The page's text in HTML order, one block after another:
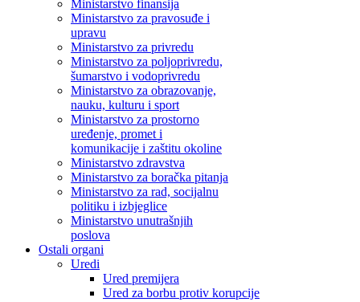
Ministarstvo finansija
Ministarstvo za pravosuđe i
upravu
Ministarstvo za privredu
Ministarstvo za poljoprivredu,
šumarstvo i vodoprivredu
Ministarstvo za obrazovanje,
nauku, kulturu i sport
Ministarstvo za prostorno
uređenje, promet i
komunikacije i zaštitu okoline
Ministarstvo zdravstva
Ministarstvo za boračka pitanja
Ministarstvo za rad, socijalnu
politiku i izbjeglice
Ministarstvo unutrašnjih
poslova
Ostali organi
Uredi
Ured premijera
Ured za borbu protiv korupcije